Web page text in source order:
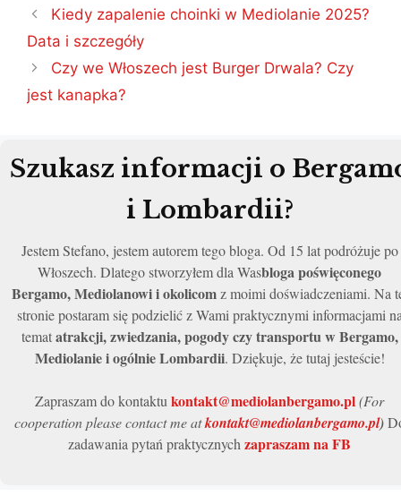
Nawigacja
wpisu
Kiedy zapalenie choinki w Mediolanie 2025?
Data i szczegóły
Czy we Włoszech jest Burger Drwala? Czy
jest kanapka?
Szukasz informacji o
i Lombardii?
Jestem Stefano, jestem autorem tego bloga. Od 15 lat podróżuje po
Włoszech. Dlatego stworzyłem dla Wasbloga poświęconego
Bergamo, Mediolanowi i okolicomz moimi doświadczeniami. Na
stronie postaram się podzielić z Wami praktycznymi informacjami
tematatrakcji, zwiedzania, pogody czy transportu w Bergamo,
Mediolanie i ogólnie Lombardii. Dziękuje, że tutaj jesteście!
Zapraszam do kontaktu kontakt@mediolanbergamo.pl(For
cooperation please contact me atkontakt@mediolanbergamo.pl)
zadawania pytań praktycznych zapraszam na FB